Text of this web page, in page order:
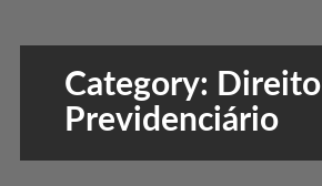
Category: Direito
Previdenciário